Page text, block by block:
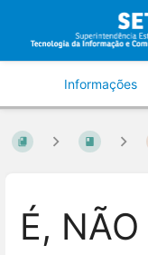
Informações
É,